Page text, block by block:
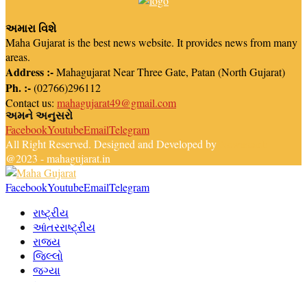
અમારા વિશે
Maha Gujarat is the best news website. It provides news from many
areas.
Address :-Mahagujarat Near Three Gate, Patan (North Gujarat)
Ph. :-(02766)296112
Contact us: mahagujarat49@gmail.com
અમને અનુસરો
FacebookYoutubeEmailTelegram
All Right Reserved. Designed and Developed by
@2023 - mahagujarat.in
FacebookYoutubeEmailTelegram
રાષ્ટ્રીય
આંતરરાષ્ટ્રીય
રાજ્ય
જિલ્લો
જગ્યા